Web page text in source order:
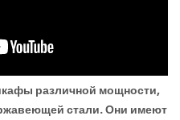
различной мощности,
стали. Они имеют